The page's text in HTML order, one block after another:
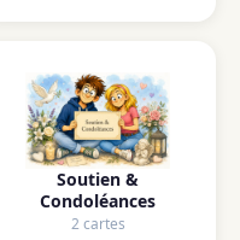
Soutien &
Condoléances
2 cartes